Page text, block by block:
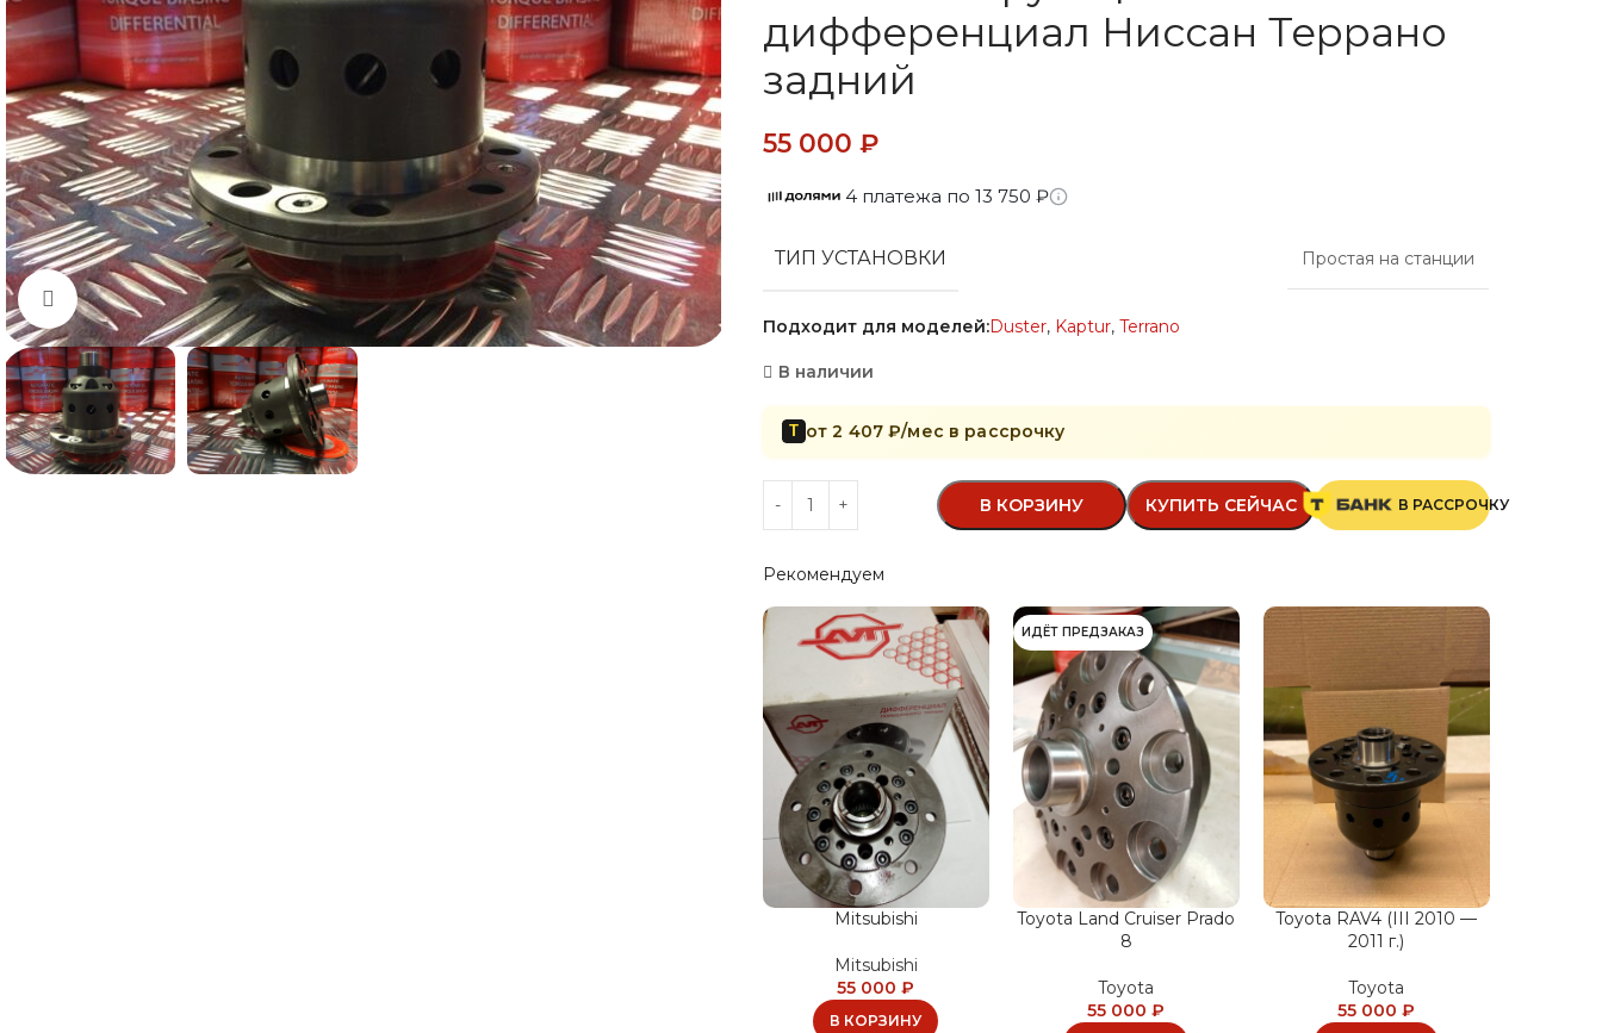
Нажмите, чтобы увеличить
дифференциал Ниссан Террано
задний
55 000 ₽
4 платежа по 13 750 ₽
ТИП УСТАНОВКИ Простая на станции
Подходит для моделей:Duster, Kaptur, Terrano
В наличии
Т от 2 407 ₽/мес в рассрочку
В КОРЗИНУ КУПИТЬ СЕЙЧАС В РАССРОЧКУ
Рекомендуем
Mitsubishi
Mitsubishi
55 000₽
В КОРЗИНУ
ИДЁТ ПРЕДЗАКАЗ
Toyota Land Cruiser Prado
8
Toyota
55 000₽
Toyota RAV4 (III 2010 —
2011 г.)
Toyota
55 000₽